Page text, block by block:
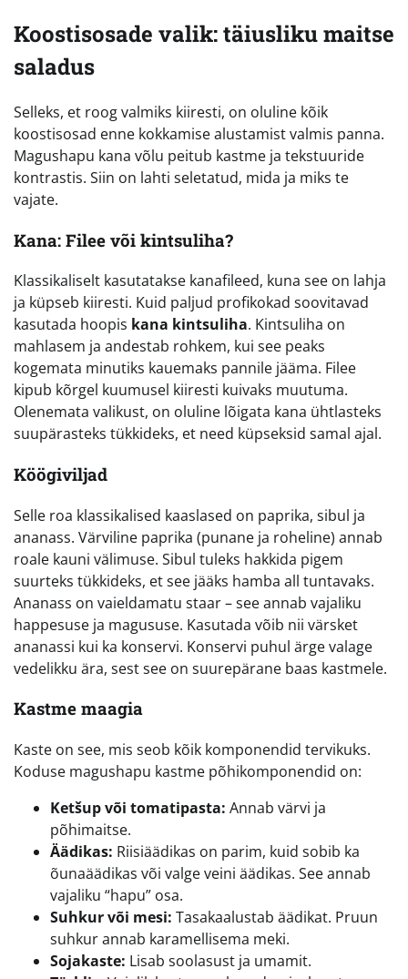
Koostisosade valik: täiusliku maitse
saladus
Selleks, et roog valmiks kiiresti, on oluline kõik
koostisosad enne kokkamise alustamist valmis panna.
Magushapu kana võlu peitub kastme ja tekstuuride
kontrastis. Siin on lahti seletatud, mida ja miks te
vajate.
Kana: Filee või kintsuliha?
Klassikaliselt kasutatakse kanafileed, kuna see on lahja
ja küpseb kiiresti. Kuid paljud profikokad soovitavad
kasutada hoopis kana kintsuliha. Kintsuliha on
mahlasem ja andestab rohkem, kui see peaks
kogemata minutiks kauemaks pannile jääma. Filee
kipub kõrgel kuumusel kiiresti kuivaks muutuma.
Olenemata valikust, on oluline lõigata kana ühtlasteks
suupärasteks tükkideks, et need küpseksid samal ajal.
Köögiviljad
Selle roa klassikalised kaaslased on paprika, sibul ja
ananass. Värviline paprika (punane ja roheline) annab
roale kauni välimuse. Sibul tuleks hakkida pigem
suurteks tükkideks, et see jääks hamba all tuntavaks.
Ananass on vaieldamatu staar – see annab vajaliku
happesuse ja magususe. Kasutada võib nii värsket
ananassi kui ka konservi. Konservi puhul ärge valage
vedelikku ära, sest see on suurepärane baas kastmele.
Kastme maagia
Kaste on see, mis seob kõik komponendid tervikuks.
Koduse magushapu kastme põhikomponendid on:
Ketšup või tomatipasta: Annab värvi ja
põhimaitse.
Äädikas: Riisiäädikas on parim, kuid sobib ka
õunaäädikas või valge veini äädikas. See annab
vajaliku “hapu” osa.
Suhkur või mesi: Tasakaalustab äädikat. Pruun
suhkur annab karamellisema meki.
Sojakaste: Lisab soolasust ja umamit.